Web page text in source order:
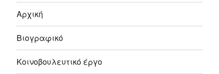
Αρχική
Βιογραφικό
Κοινοβουλευτικό έργο